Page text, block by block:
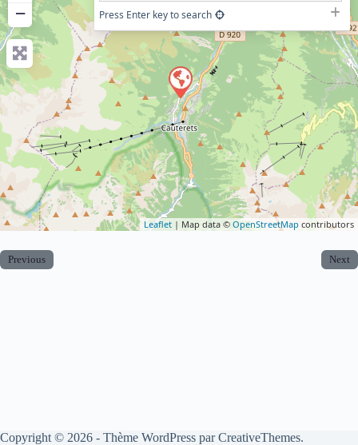
−
Press Enter key to search
Leaflet | Map data © OpenStreetMap contributors
Previous Next
Copyright © 2026 - Thème WordPress parCreativeThemes.